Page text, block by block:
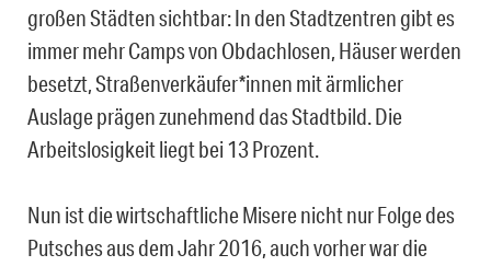
großen Städten sichtbar: In den Stadtzentren gibt es
immer mehr Camps von Obdachlosen, Häuser werden
besetzt, Straßenverkäufer*innen mit ärmlicher
Auslage prägen zunehmend das Stadtbild. Die
Arbeitslosigkeit liegt bei 13 Prozent.
Nun ist die wirtschaftliche Misere nicht nur Folge des
Putsches aus dem Jahr 2016, auch vorher war die